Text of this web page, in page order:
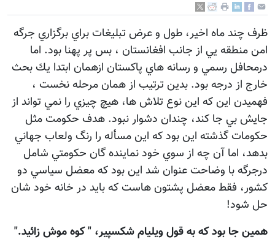
ظرف چند ماه اخير، طول و عرض تبليغات براي برگزاري جرگه
امن منطقه يي از جانب افغانستان ، بس پر پهنا بود. اما
درمحافل رسمي و رسانه هاي پاكستان ازهمان ابتدا يك بحث
خارج از درجه بود. بدين ترتيب از همان مرحله نخست ،
فهميدن اين كه اين نوع تلاش ها، هيچ چيزي را نمي تواند از
جايش بي جا كند، چندان دشوار نبود. هدف حكومت مثل
حكومات گذشته اين بود كه اين مسأله را رنگ ولعاب جهاني
بدهد، اما آن چه از سوي خود نماينده گان حكومتي شامل
درجرگه با وضاحت عنوان شد اين بود كه معضل سياسي دو
كشور، فقط معضل پشتون هاست كه بايد در خانه خود شان
حل شود!
همين جا بود كه به قول ويليام شكسپير، " كوه موش زائيد."